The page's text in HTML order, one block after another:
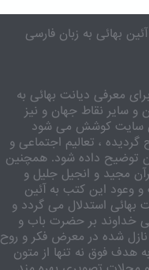
معرفی دیانت بهائی به
و سایر نقاط جهان و نیز
سایت کوشش می شود
، تعالیم اجتماعی و
توضیح داده شود. همچنین
مجید و انجیل جلیل و
وعود این کتب به آئین
بهائی استدلال می گردد و
خداوند بر حضرت باب و
شده در معرض فکر و روح
هدف فوق نه تنها از متون